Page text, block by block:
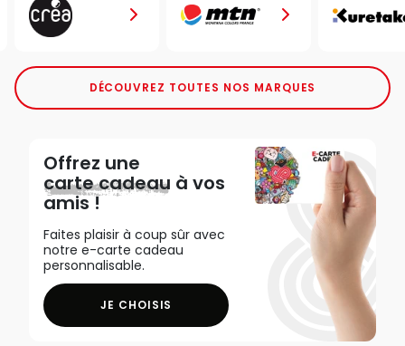
DÉCOUVREZ TOUTES NOS MARQUES
Offrez une
carte cadeau à vos
amis !
Faites plaisir à coup sûr avec
notre e-carte cadeau
personnalisable.
JE CHOISIS